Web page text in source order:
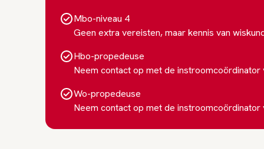
Mbo-niveau 4
Geen extra vereisten, maar kennis van
Hbo-propedeuse
Neem contact op met de
Wo-propedeuse
Neem contact op met de